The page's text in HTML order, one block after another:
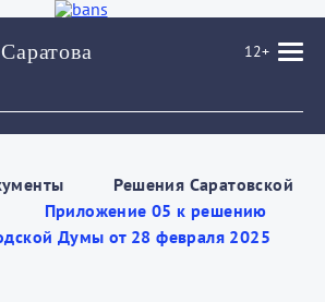
12+
Решения Саратовской
Приложение 05 к решению
Думы от 28 февраля 2025